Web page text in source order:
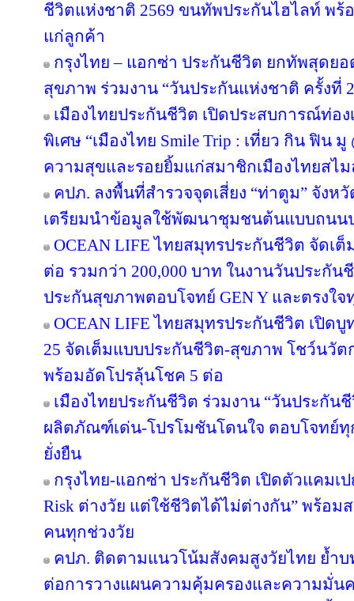
ชีวิตแห่งชาติ 2569 ขนทัพประกันไฮไลท์ พร้
แก่ลูกค้า
กรุงไทย – แอกซ่า ประกันชีวิต ยกทัพสุดย
สุขภาพ ร่วมงาน “วันประกันแห่งชาติ ครั้งที่
เมืองไทยประกันชีวิต เปิดประสบการณ์ท่อ
พิเศษ “เมืองไทย Smile Trip : เที่ยว กิน ฟิน มู
ความสุขและรอยยิ้มแก่สมาชิกเมืองไทยสไ
คปภ. ลงพื้นที่สำรวจจุดเสี่ยง “ท่าตูม” จังห
เตรียมนำข้อมูลใช้พัฒนาชุมชนต้นแบบถนน
OCEAN LIFE ไทยสมุทรประกันชีวิต จัดเ
ต่อ รวมกว่า 200,000 บาท ในงานวันประกัน
ประกันสุขภาพตอบโจทย์ GEN Y และตรงใจ
OCEAN LIFE ไทยสมุทรประกันชีวิต เปิด
25 จัดเต็มแบบประกันชีวิต-สุขภาพ โชว์นวั
พร้อมอัดโปรลุ้นโชค 5 ต่อ
เมืองไทยประกันชีวิต ร่วมงาน “วันประกัน
ผลิตภัณฑ์เด่น-โปรโมชันโดนใจ ตอบโจทย์
ยั่งยืน
กรุงไทย-แอกซ่า ประกันชีวิต เปิดตัวแคมเป
Risk ต่างวัย แต่ใช้ชีวิตได้ไม่ต่างกัน” พร้อ
คนทุกช่วงวัย
คปภ. ติดตามแนวโน้มสังคมสูงวัยไทย ย้ำ
ต่อการวางแผนความคุ้มครองและความมั่นค